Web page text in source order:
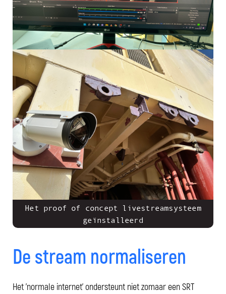
Het proof of concept livestreamsysteem
geïnstalleerd
De stream normaliseren
Het 'normale internet' ondersteunt niet zomaar een SRT